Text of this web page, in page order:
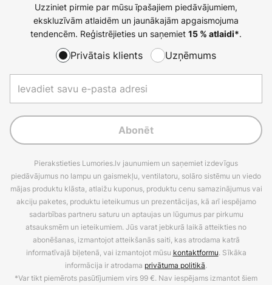
Uzziniet pirmie par mūsu īpašajiem piedāvājumiem,
ekskluzīvām atlaidēm un jaunākajām apgaismojuma
tendencēm. Reģistrējieties un saņemiet 15 % atlaidi*.
Privātais klients Uzņēmums
Abonēt
Pierakstieties Lumories.lv jaunumiem un saņemiet izdevīgus
piedāvājumus no lampu un gaismekļu, ventilatoru, solāro sistēmu un viedo
mājas produktu klāsta, atlaižu kuponus, produktu cenu samazinājumus vai
akciju paketes, produktu ieteikumus un prezentācijas, kā arī iespējamo
sadarbības partneru saturu un aptaujas un lūgumus par pirkumu
atsauksmēm un ieteikumiem. Jūs varat jebkurā laikā atteikties no
abonēšanas, izmantojot atteikšanās saiti, kas atrodama katrā
informatīvajā biļetenā, vai izmantojot mūsu kontaktformu. Sīkāka
informācija ir atrodama privātuma politikā.
*Var tikt piemērots pasūtījumiem virs 99 €. Nav iespējams izmantot šiem